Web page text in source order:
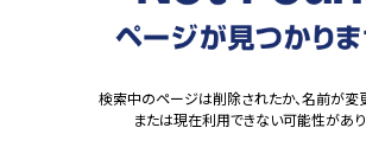
検索中のページは削除されたか、名前が変
または現在利用できない可能性があり